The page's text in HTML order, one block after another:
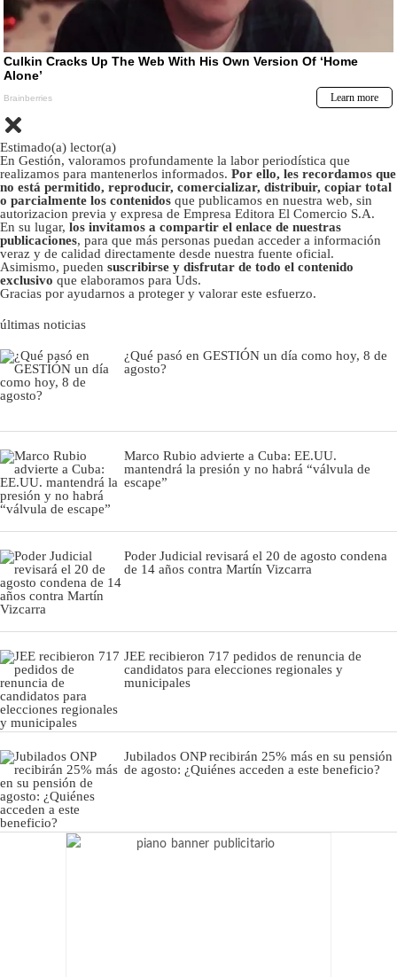
Estimado(a) lector(a)
En Gestión, valoramos profundamente la labor periodística que
realizamos para mantenerlos informados. Por ello, les recordamos que
no está permitido, reproducir, comercializar, distribuir, copiar total
o parcialmente los contenidos que publicamos en nuestra web, sin
autorizacion previa y expresa de Empresa Editora El Comercio S.A.
En su lugar, los invitamos a compartir el enlace de nuestras
publicaciones, para que más personas puedan acceder a información
veraz y de calidad directamente desde nuestra fuente oficial.
Asimismo, pueden suscribirse y disfrutar de todo el contenido
exclusivo que elaboramos para Uds.
Gracias por ayudarnos a proteger y valorar este esfuerzo.
últimas noticias
¿Qué pasó en GESTIÓN un día como hoy, 8 de
agosto?
Marco Rubio advierte a Cuba: EE.UU.
mantendrá la presión y no habrá “válvula de
escape”
Poder Judicial revisará el 20 de agosto condena
de 14 años contra Martín Vizcarra
JEE recibieron 717 pedidos de renuncia de
candidatos para elecciones regionales y
municipales
Jubilados ONP recibirán 25% más en su pensión
de agosto: ¿Quiénes acceden a este beneficio?